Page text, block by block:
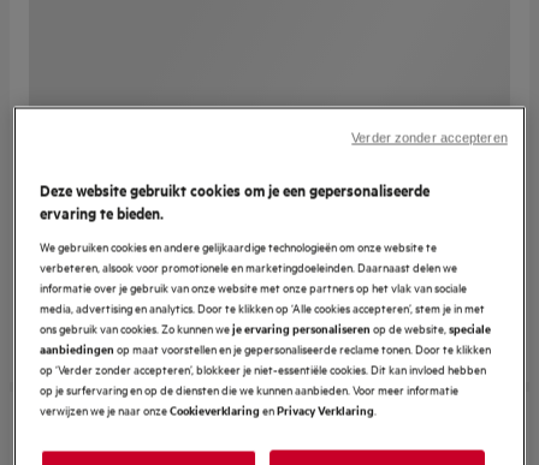
Deze website gebruikt cookies om je een gepersonaliseerde
ervaring te bieden.
We gebruiken cookies en andere gelijkaardige technologieën om onze website te
verbeteren, alsook voor promotionele en marketingdoeleinden. Daarnaast delen we
informatie over je gebruik van onze website met onze partners op het vlak van sociale
media, advertising en analytics. Door te klikken op ‘Alle cookies accepteren’, stem je in met
ons gebruik van cookies. Zo kunnen weje ervaring personaliseren op de website,speciale
aanbiedingen op maat voorstellen en je gepersonaliseerde reclame tonen. Door te klikken
op ‘Verder zonder accepteren’, blokkeer je niet-essentiële cookies. Dit kan invloed hebben
op je surfervaring en op de diensten die we kunnen aanbieden. Voor meer informatie
verwijzen we je naar onzeCookieverklaringenPrivacy Verklaring.
Verder zonder accepteren